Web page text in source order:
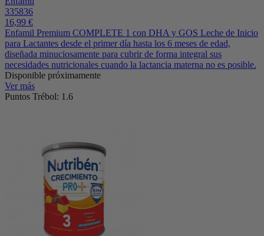
335836
16,99 €
Enfamil Premium COMPLETE 1 con DHA y GOS Leche de Inicio
para Lactantes desde el primer día hasta los 6 meses de edad,
diseñada minuciosamente para cubrir de forma integral sus
necesidades nutricionales cuando la lactancia materna no es posible.
Disponible próximamente
Ver más
Puntos Trébol: 1.6